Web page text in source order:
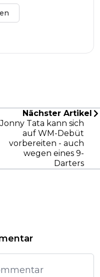
Nächster Artikel
Jonny Tata kann sich
auf WM-Debüt
vorbereiten - auch
wegen eines 9-
Darters